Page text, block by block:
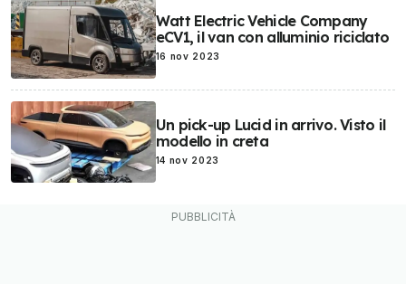
Watt Electric Vehicle Company
eCV1, il van con alluminio riciclato
16 nov 2023
Un pick-up Lucid in arrivo. Visto il
modello in creta
14 nov 2023